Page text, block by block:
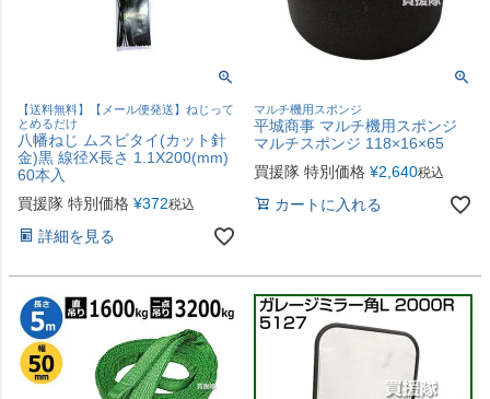
【送料無料】【メール便発送】ねじって
とめるだけ
八幡ねじ ムスビタイ(カット針
金)黒 線径X長さ 1.1X200(mm)
60本入
買援隊 特別価格 ¥372税込
詳細を見る
マルチ機用スポンジ
平城商事 マルチ機用スポンジ
マルチスポンジ 118×16×65
買援隊 特別価格 ¥2,640税込
カートに入れる